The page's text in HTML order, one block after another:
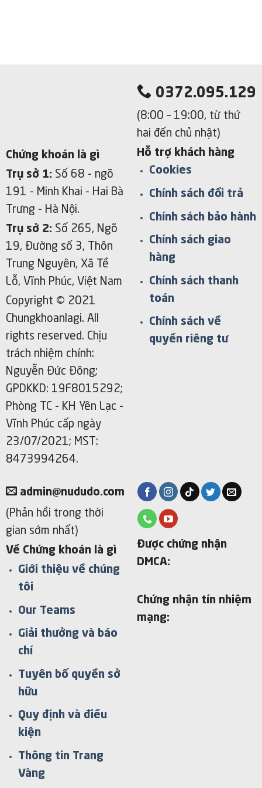
Chứng khoán là gì
Trụ sở 1: Số 68 - ngõ
191 - Minh Khai - Hai Bà
Trưng - Hà Nội.
Trụ sở 2: Số 265, Ngõ
19, Đường số 3, Thôn
Trung Nguyên, Xã Tề
Lỗ, Vĩnh Phúc, Việt Nam
Copyright © 2021
Chungkhoanlagi. All
rights reserved. Chịu
trách nhiệm chính:
Nguyễn Đức Đông;
GPDKKD: 19F8015292;
Phòng TC - KH Yên Lạc -
Vĩnh Phúc cấp ngày
23/07/2021; MST:
8473994264.
0372.095.129
(8:00 – 19:00, từ thứ
hai đến chủ nhật)
Hỗ trợ khách hàng
Cookies
Chính sách đổi trả
Chính sách bảo hành
Chính sách giao
hàng
Chính sách thanh
toán
Chính sách về
quyền riêng tư
admin@nududo.com
(Phản hồi trong thời
gian sớm nhất)
Về Chứng khoán là gì
Giới thiệu về chúng
tôi
Our Teams
Giải thưởng và báo
chí
Tuyên bố quyền sở
hữu
Quy định và điều
kiện
Thông tin Trang
Vàng
Được chứng nhận
DMCA:
Chứng nhận tín nhiệm
mạng: